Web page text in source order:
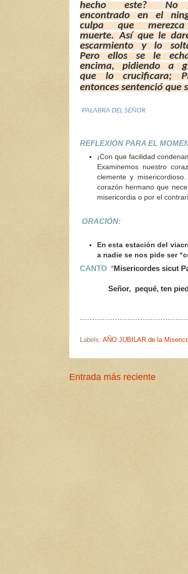
hecho este? No
encontrado en el
culpa que
muerte. Así que le
escarmiento y lo
Pero ellos se le
encima, pidiendo a
que lo crucificara;
entonces sentenció que
PALABRA DEL SEÑOR
REFLEXIÓN PARA EL
¡Con que facilidad
Examinemos nuestro
clemente y
corazón hermano que
misericordia o por el
ORACIÓN:
En esta estación del
a nadie se nos pide ser
CANTO “Misericordes sicut
Señor, pequé, ten piedad
Labels: AÑO JUBILAR de la
Entrada más reciente